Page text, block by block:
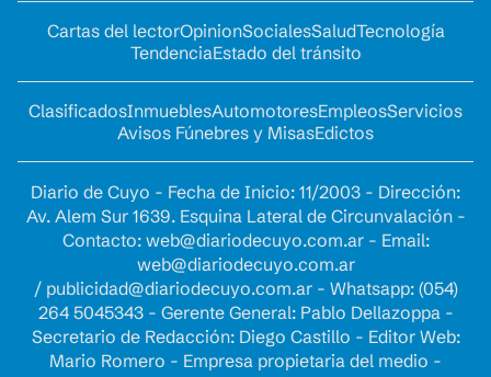
Cartas del lectorOpinionSocialesSaludTecnología
TendenciaEstado del tránsito
ClasificadosInmueblesAutomotoresEmpleosServicios
Avisos Fúnebres y MisasEdictos
Diario de Cuyo - Fecha de Inicio: 11/2003 - Dirección:
Av. Alem Sur 1639. Esquina Lateral de Circunvalación -
Contacto: web@diariodecuyo.com.ar- Email:
web@diariodecuyo.com.ar
/ publicidad@diariodecuyo.com.ar- Whatsapp: (054)
264 5045343 - Gerente General: Pablo Dellazoppa -
Secretario de Redacción: Diego Castillo - Editor Web:
Mario Romero - Empresa propietaria del medio -